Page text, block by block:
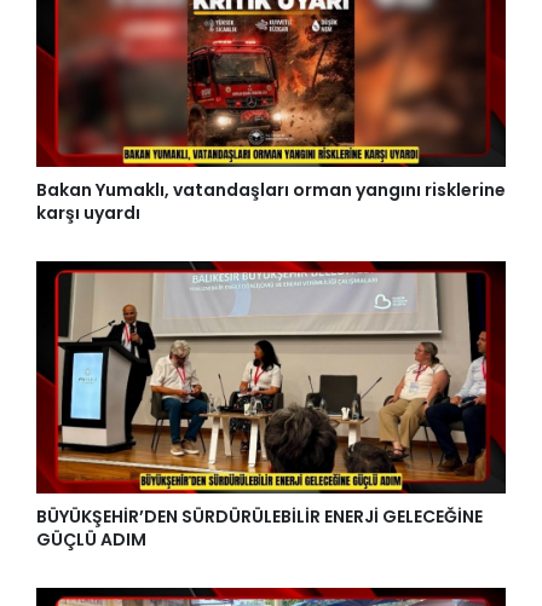
Bakan Yumaklı, vatandaşları orman yangını risklerine
karşı uyardı
BÜYÜKŞEHİR’DEN SÜRDÜRÜLEBİLİR ENERJİ GELECEĞİNE
GÜÇLÜ ADIM